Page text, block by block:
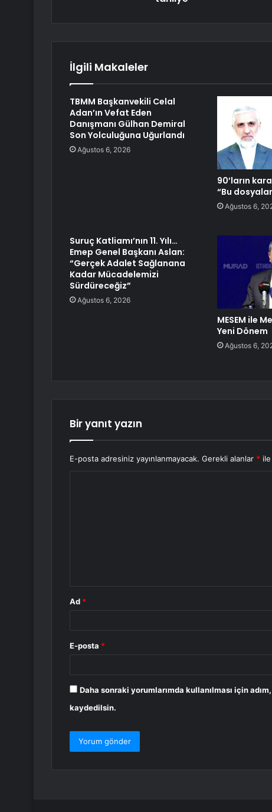
İlgili Makaleler
TBMM Başkanvekili Celal
Adan’ın Vefat Eden
Danışmanı Gülhan Demiral
Son Yolculuğuna Uğurlandı
Ağustos 6, 2026
90’ların
“Bu
Ağustos 6,
Suruç Katliamı’nın 11. Yılı…
Emep Genel Başkanı Aslan:
“Gerçek Adalet Sağlanana
Kadar Mücadelemizi
Sürdüreceğiz”
Ağustos 6, 2026
MESEM ile
Yeni Dönem
Ağustos 6,
Bir yanıt yazın
E-posta adresiniz yayınlanmayacak. Gerekli alanlar *
Ad *
E-posta *
Daha sonraki yorumlarımda kullanılması için
kaydedilsin.